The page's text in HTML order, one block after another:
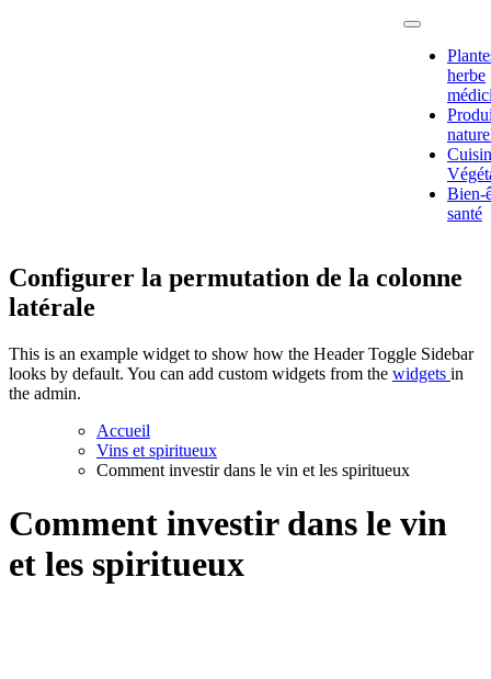
plantes et
légumes
pour notre
herbe
Bien-
santé
Configurer la permutation de la colonne
latérale
This is an example widget to show how the Header Toggle Sidebar
looks by default. You can add custom widgets from the widgets in
the admin.
Accueil
Vins et spiritueux
Comment investir dans le vin et les spiritueux
Comment investir dans le vin
et les spiritueux